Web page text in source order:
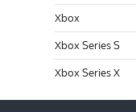
Xbox
Xbox Series S
Xbox Series X